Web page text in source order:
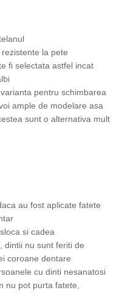
la pete
fi selectata astfel incat
pentru schimbarea
ample de modelare asa
sunt o alternativa mult
au fost aplicate fatete
si cadea
dintii nu sunt feriti de
coroane dentare
cu dinti nesanatosi
nu pot purta fatete,